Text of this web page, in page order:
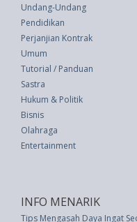
Undang-Undang
Pendidikan
Perjanjian Kontrak
Umum
Tutorial / Panduan
Sastra
Hukum & Politik
Bisnis
Olahraga
Entertainment
INFO MENARIK
Tips Mengasah Daya Ingat